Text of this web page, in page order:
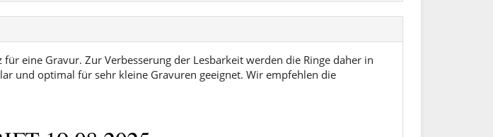
eine Gravur. Zur Verbesserung der Lesbarkeit werden die Ringe daher in
und optimal für sehr kleine Gravuren geeignet. Wir empfehlen die